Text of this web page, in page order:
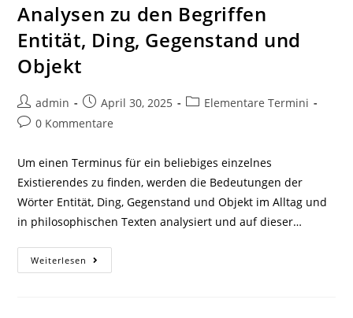
Analysen zu den Begriffen
Entität, Ding, Gegenstand und
Objekt
Beitrags-
Autor:
admin
Beitrag
veröffentlicht:
April 30, 2025
Beitrags-
Elementare Termini
Beitrags-
0 Kommentare
Um einen Terminus für ein beliebiges einzelnes
Existierendes zu finden, werden die Bedeutungen der
Wörter Entität, Ding, Gegenstand und Objekt im Alltag und
in philosophischen Texten analysiert und auf dieser…
Weiterlesen Analysen
Zu